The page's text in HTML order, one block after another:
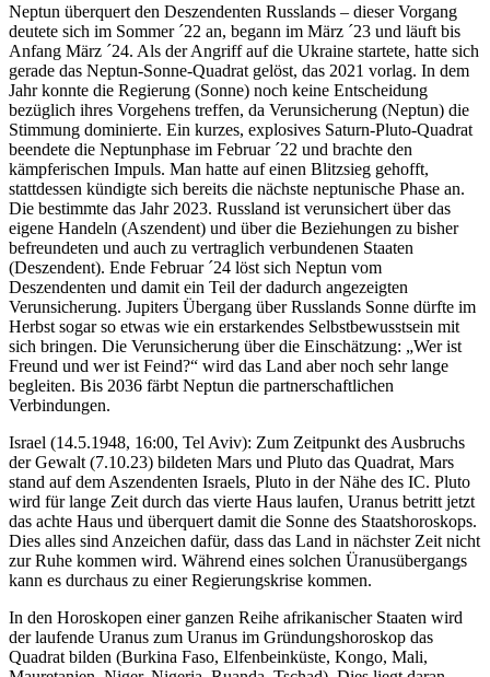
Neptun überquert den Deszendenten Russlands – dieser Vorgang
deutete sich im Sommer ´22 an, begann im März ´23 und läuft bis
Anfang März ´24. Als der Angriff auf die Ukraine startete, hatte sich
gerade das Neptun-Sonne-Quadrat gelöst, das 2021 vorlag. In dem
Jahr konnte die Regierung (Sonne) noch keine Entscheidung
bezüglich ihres Vorgehens treffen, da Verunsicherung (Neptun) die
Stimmung dominierte. Ein kurzes, explosives Saturn-Pluto-Quadrat
beendete die Neptunphase im Februar ´22 und brachte den
kämpferischen Impuls. Man hatte auf einen Blitzsieg gehofft,
stattdessen kündigte sich bereits die nächste neptunische Phase an.
Die bestimmte das Jahr 2023. Russland ist verunsichert über das
eigene Handeln (Aszendent) und über die Beziehungen zu bisher
befreundeten und auch zu vertraglich verbundenen Staaten
(Deszendent). Ende Februar ´24 löst sich Neptun vom
Deszendenten und damit ein Teil der dadurch angezeigten
Verunsicherung. Jupiters Übergang über Russlands Sonne dürfte im
Herbst sogar so etwas wie ein erstarkendes Selbstbewusstsein mit
sich bringen. Die Verunsicherung über die Einschätzung: „Wer ist
Freund und wer ist Feind?“ wird das Land aber noch sehr lange
begleiten. Bis 2036 färbt Neptun die partnerschaftlichen
Verbindungen.
Israel (14.5.1948, 16:00, Tel Aviv): Zum Zeitpunkt des Ausbruchs
der Gewalt (7.10.23) bildeten Mars und Pluto das Quadrat, Mars
stand auf dem Aszendenten Israels, Pluto in der Nähe des IC. Pluto
wird für lange Zeit durch das vierte Haus laufen, Uranus betritt jetzt
das achte Haus und überquert damit die Sonne des Staatshoroskops.
Dies alles sind Anzeichen dafür, dass das Land in nächster Zeit nicht
zur Ruhe kommen wird. Während eines solchen Üranusübergangs
kann es durchaus zu einer Regierungskrise kommen.
In den Horoskopen einer ganzen Reihe afrikanischer Staaten wird
der laufende Uranus zum Uranus im Gründungshoroskop das
Quadrat bilden (Burkina Faso, Elfenbeinküste, Kongo, Mali,